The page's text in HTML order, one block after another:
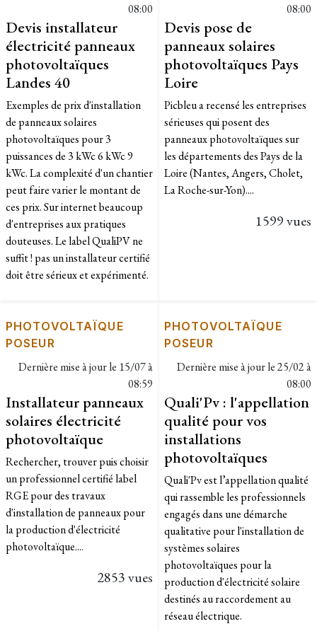
08:00
Devis installateur
électricité panneaux
photovoltaïques
Landes 40
Exemples de prix d'installation
de panneaux solaires
photovoltaïques pour 3
puissances de 3 kWc 6 kWc 9
kWc. La complexité d'un chantier
peut faire varier le montant de
ces prix. Sur internet beaucoup
d'entreprises aux pratiques
douteuses. Le label QualiPV ne
suffit ! pas un installateur certifié
doit être sérieux et expérimenté.
08:00
Devis pose de
panneaux solaires
photovoltaïques Pays
Loire
Picbleu a recensé les entreprises
sérieuses qui posent des
panneaux photovoltaïques sur
les départements des Pays de la
Loire (Nantes, Angers, Cholet,
La Roche-sur-Yon)....
1599 vues
PHOTOVOLTAÏQUE
POSEUR
Dernière mise à jour le 15/07 à
08:59
Installateur panneaux
solaires électricité
photovoltaïque
Rechercher, trouver puis choisir
un professionnel certifié label
RGE pour des travaux
d'installation de panneaux pour
la production d'électricité
photovoltaïque....
2853 vues
PHOTOVOLTAÏQUE
POSEUR
Dernière mise à jour le25/02 à
08:00
Quali'Pv : l'appellation
qualité pour vos
installations
photovoltaïques
Quali'Pv est l’appellation qualité
qui rassemble les professionnels
engagés dans une démarche
qualitative pour l'installation de
systèmes solaires
photovoltaïques pour la
production d'électricité solaire
destinés au raccordement au
réseau électrique.